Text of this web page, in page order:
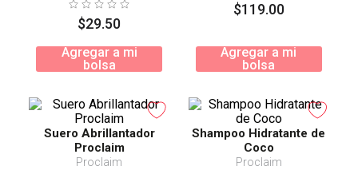
$29.50
Agregar a mi
bolsa
$119.00
Agregar a mi
bolsa
Suero Abrillantador
Proclaim
Proclaim
Shampoo Hidratante de
Coco
Proclaim